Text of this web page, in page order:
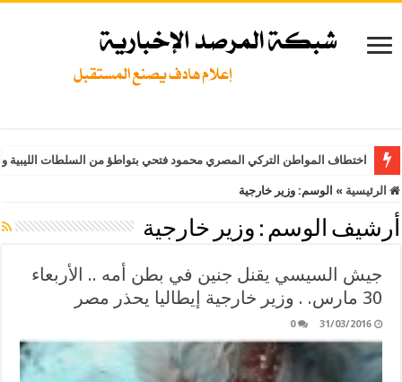
اختطاف المواطن التركي المصري محمود فتحي بتواطؤ من السلطات
الرئيسية » الوسم: وزير خارجية
أرشيف الوسم : وزير خارجية
جيش السيسي يقنل جنين في بطن أمه .. الأربعاء
30 مارس. . وزير خارجية إيطاليا يحذر مصر
31/03/2016
0